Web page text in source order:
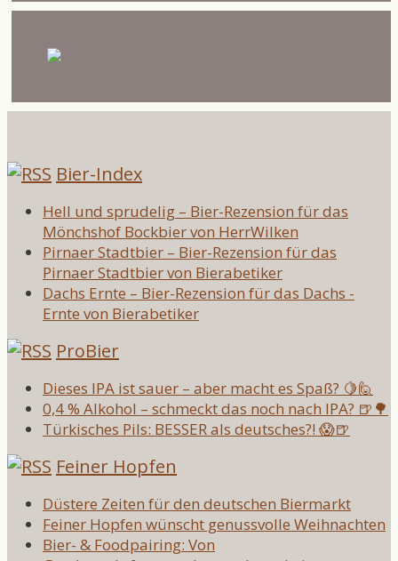
Bier-Index
Hell und sprudelig – Bier-Rezension für das
Mönchshof Bockbier von HerrWilken
Pirnaer Stadtbier – Bier-Rezension für das
Pirnaer Stadtbier von Bierabetiker
Dachs Ernte – Bier-Rezension für das Dachs -
Ernte von Bierabetiker
ProBier
Dieses IPA ist sauer – aber macht es Spaß? 🍋🙋
0,4 % Alkohol – schmeckt das noch nach IPA? 🍺🌳
Türkisches Pils: BESSER als deutsches?! 😱🍺
Feiner Hopfen
Düstere Zeiten für den deutschen Biermarkt
Feiner Hopfen wünscht genussvolle Weihnachten
Bier- & Foodpairing: Von